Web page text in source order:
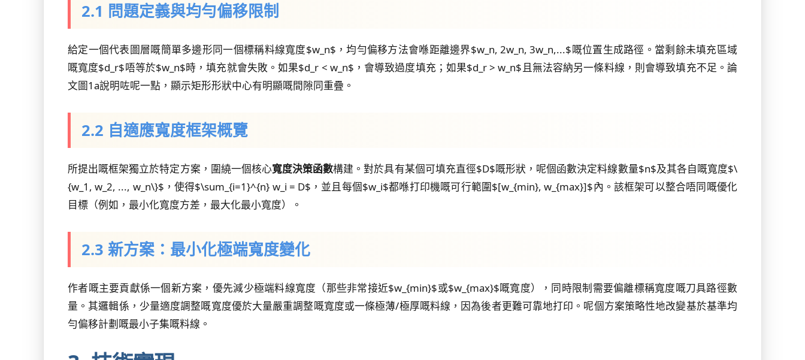
2.1 問題定義與均勻偏移限制
給定一個代表圖層嘅簡單多邊形同一個標稱料線寬度$w_n$，均勻偏移方法會喺距離邊界$w_n, 2w_n, 3w_n,...$嘅位置生成路徑。當剩餘未填充區域
嘅寬度$d_r$唔等於$w_n$時，填充就會失敗。如果$d_r < w_n$，會導致過度填充；如果$d_r > w_n$且無法容納另一條料線，則會導致填充不足。論
文圖1a說明咗呢一點，顯示矩形形狀中心有明顯嘅間隙同重疊。
2.2 自適應寬度框架概覽
所提出嘅框架獨立於特定方案，圍繞一個核心寬度決策函數構建。對於具有某個可填充直徑$D$嘅形狀，呢個函數決定料線數量$n$及其各自嘅寬度$\
{w_1, w_2, ..., w_n\}$，使得$\sum_{i=1}^{n} w_i = D$，並且每個$w_i$都喺打印機嘅可行範圍$[w_{min}, w_{max}]$內。該框架可以整合唔同嘅優化
目標（例如，最小化寬度方差，最大化最小寬度）。
2.3 新方案：最小化極端寬度變化
作者嘅主要貢獻係一個新方案，優先減少極端料線寬度（那些非常接近$w_{min}$或$w_{max}$嘅寬度），同時限制需要偏離標稱寬度嘅刀具路徑數
量。其邏輯係，少量適度調整嘅寬度優於大量嚴重調整嘅寬度或一條極薄/極厚嘅料線，因為後者更難可靠地打印。呢個方案策略性地改變基於基準均
勻偏移計劃嘅最小子集嘅料線。